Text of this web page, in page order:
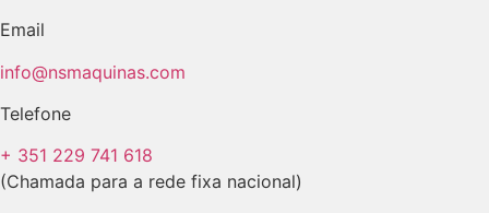
Email
info@nsmaquinas.com
Telefone
+ 351 229 741 618
(Chamada para a rede fixa nacional)